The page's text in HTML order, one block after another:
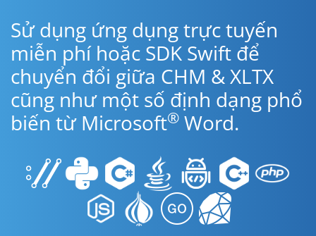
Sử dụng ứng dụng trực tuyến
miễn phí hoặc SDK Swift để
chuyển đổi giữa CHM & XLTX
cũng như một số định dạng phổ
biến từ Microsoft® Word.